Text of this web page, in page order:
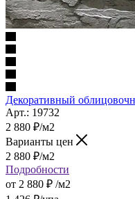
Декоративный
Арт.: 19732
2 880 ₽/м2
Варианты цен
2 880 ₽/м2
Подробности
от 2 880 ₽ /м2